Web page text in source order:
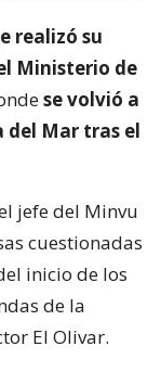
realizó su
Ministerio de
se volvió a
del Mar tras el
jefe del Minvu
cuestionadas
inicio de los
de la
El Olivar.